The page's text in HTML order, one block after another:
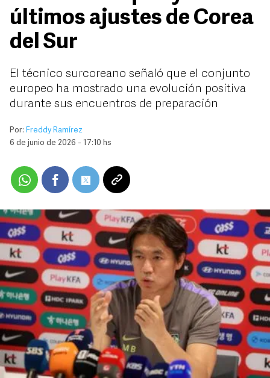
últimos ajustes de Corea
del Sur
El técnico surcoreano señaló que el conjunto
europeo ha mostrado una evolución positiva
durante sus encuentros de preparación
Por: Freddy Ramírez
6 de junio de 2026 - 17:10 hs